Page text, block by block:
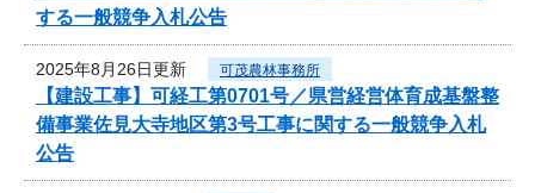
する一般競争入札公告
2025年8月26日更新 可茂農林事務所
【建設工事】可経工第0701号／県営経営体育成基盤整
備事業佐見大寺地区第3号工事に関する一般競争入札
公告